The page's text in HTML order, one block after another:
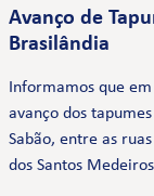
Avanço de
Brasilândia
Informamos que
avanço dos
Sabão, entre as
dos Santos